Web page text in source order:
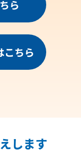
します